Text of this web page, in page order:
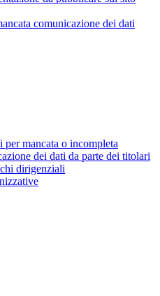
comunicazione dei dati
per mancata o incompleta
dei dati da parte dei titolari
dirigenziali